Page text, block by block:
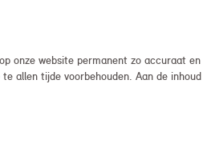
onze website permanent zo accuraat
tijde voorbehouden. Aan de